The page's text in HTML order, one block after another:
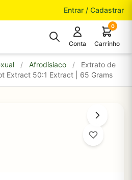
Entrar / Cadastrar
Conta
0
Carrinho
/ Afrodísiaco /
Extrato de
Extract 50:1 Extract | 65 Grams